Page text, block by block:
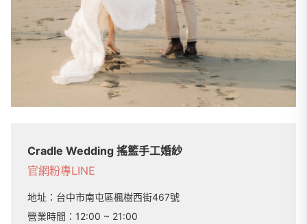
Cradle Wedding 搖籃手工婚紗
官網粉專LINE
地址： 台中市南屯區楓樹西街467號
營業時間： 12:00 ~ 21:00